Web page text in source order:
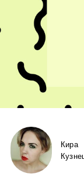
Кира